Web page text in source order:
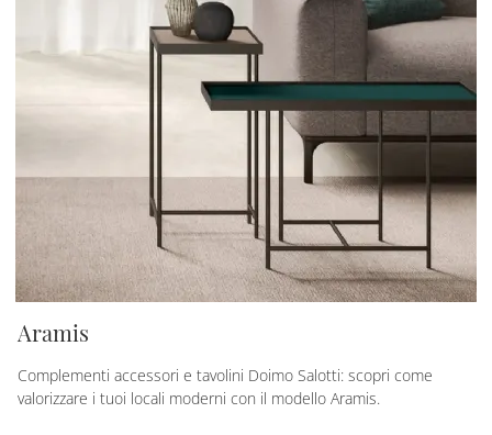
Aramis
Complementi accessori e tavolini Doimo Salotti: scopri come
valorizzare i tuoi locali moderni con il modello Aramis.